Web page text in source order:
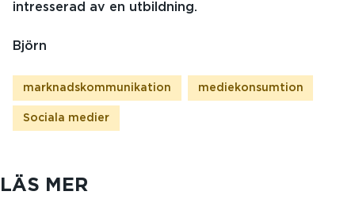
intresserad av en utbildning.
Björn
marknadskommunikation mediekonsumtion
Sociala medier
LÄS MER